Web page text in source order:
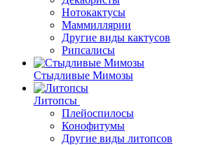
Нотокактусы
Маммиллярии
Другие виды кактусов
Рипсалисы
Стыдливые Мимозы
Литопсы
Плейоспилосы
Конофитумы
Другие виды литопсов